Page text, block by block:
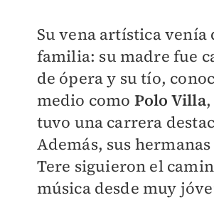
Su vena artística venía
familia: su madre fue
de ópera y su tío,
medio como Polo Villa
tuvo una carrera
Además, sus
Tere siguieron el
música desde muy